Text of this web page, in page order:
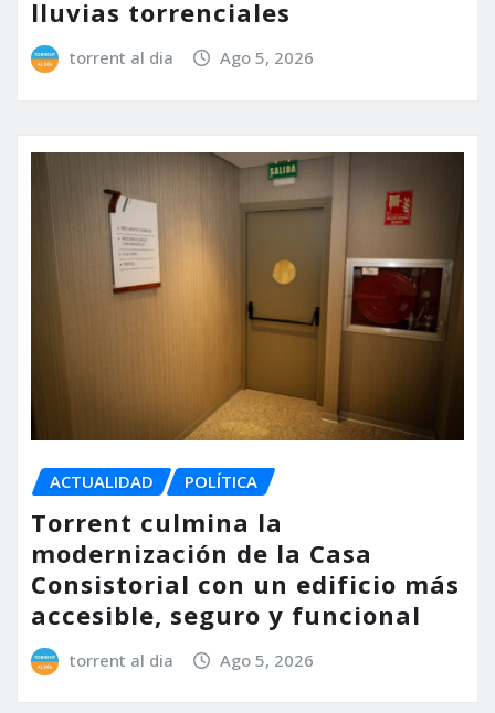
lluvias torrenciales
torrent al dia Ago 5, 2026
ACTUALIDAD POLÍTICA
Torrent culmina la
modernización de la Casa
Consistorial con un edificio más
accesible, seguro y funcional
torrent al dia Ago 5, 2026